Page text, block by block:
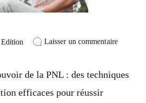
Laisser un commentairesur
du
de la PNL : des techniques
efficaces pour réussir